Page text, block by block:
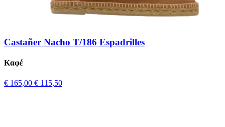
Castañer Nacho T/186 Espadrilles
Καφέ
€ 165,00 € 115,50